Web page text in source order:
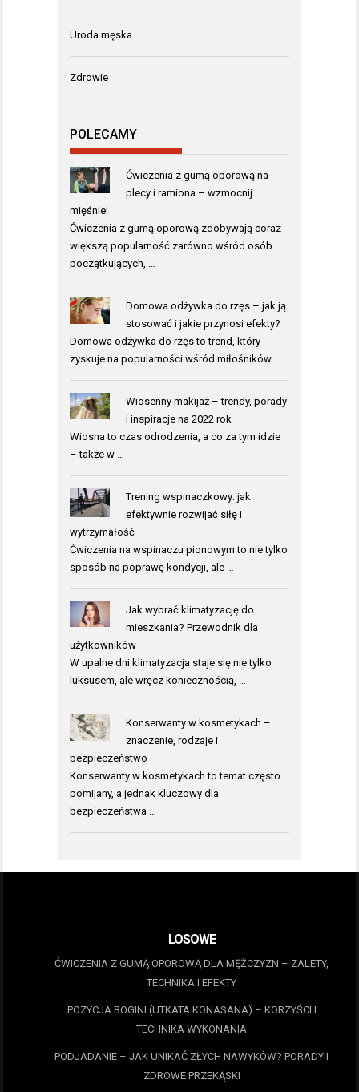
Uroda męska
Zdrowie
POLECAMY
Ćwiczenia z gumą oporową na
plecy i ramiona – wzmocnij
mięśnie!
Ćwiczenia z gumą oporową zdobywają coraz
większą popularność zarówno wśród osób
początkujących, …
Domowa odżywka do rzęs – jak ją
stosować i jakie przynosi efekty?
Domowa odżywka do rzęs to trend, który
zyskuje na popularności wśród miłośników …
Wiosenny makijaż – trendy, porady
i inspiracje na 2022 rok
Wiosna to czas odrodzenia, a co za tym idzie
– także w …
Trening wspinaczkowy: jak
efektywnie rozwijać siłę i
wytrzymałość
Ćwiczenia na wspinaczu pionowym to nie tylko
sposób na poprawę kondycji, ale …
Jak wybrać klimatyzację do
mieszkania? Przewodnik dla
użytkowników
W upalne dni klimatyzacja staje się nie tylko
luksusem, ale wręcz koniecznością, …
Konserwanty w kosmetykach –
znaczenie, rodzaje i
bezpieczeństwo
Konserwanty w kosmetykach to temat często
pomijany, a jednak kluczowy dla
bezpieczeństwa …
LOSOWE
ĆWICZENIA Z GUMĄ OPOROWĄ DLA MĘŻCZYZN – ZALETY,
TECHNIKA I EFEKTY
POZYCJA BOGINI (UTKATA KONASANA) – KORZYŚCI I
TECHNIKA WYKONANIA
PODJADANIE – JAK UNIKAĆ ZŁYCH NAWYKÓW? PORADY I
ZDROWE PRZEKĄSKI